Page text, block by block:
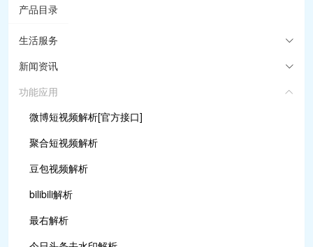
产品目录
生活服务
新闻资讯
功能应用
微博短视频解析[官方接口]
聚合短视频解析
豆包视频解析
bilibili解析
最右解析